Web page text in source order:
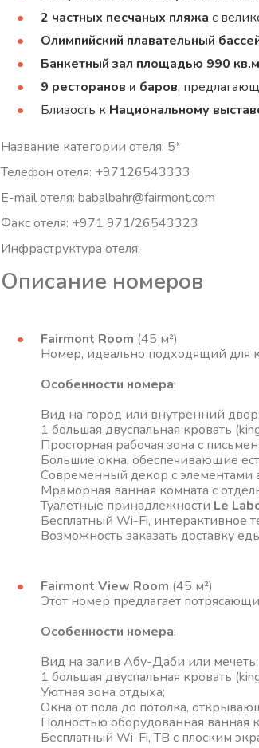
2 частных песчаных пляжа с
Олимпийский плавательный
Банкетный зал площадью 990 кв.м
9 ресторанов и баров,
Близость к Национальному
Название категории отеля: 5*
Телефон отеля: +97126543333
E-mail отеля: babalbahr@fairmont.com
Факс отеля: +971 971/26543323
Инфраструктура отеля:
Описание номеров
Fairmont Room (45 м²)
Номер, идеально подходящий для
Особенности номера:
Вид на город или внутренний двор;
1 большая двуспальная кровать
Просторная рабочая зона с
Большие окна, обеспечивающие
Современный декор с элементами
Мраморная ванная комната с
Туалетные принадлежности Le
Бесплатный Wi-Fi, интерактивное
Возможность заказать доставку
Fairmont View Room (45 м²)
Этот номер предлагает
Особенности номера:
Вид на залив Абу-Даби или мечеть;
1 большая двуспальная кровать
Уютная зона отдыха;
Окна от пола до потолка,
Полностью оборудованная ванная
Бесплатный Wi-Fi, ТВ с плоским